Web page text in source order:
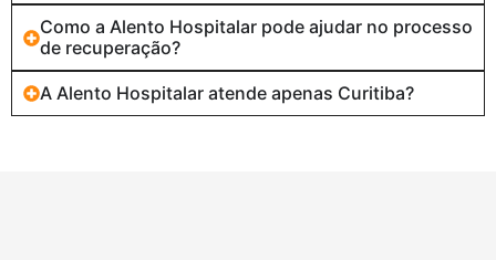
Como a Alento Hospitalar pode ajudar no processo
de recuperação?
A Alento Hospitalar atende apenas Curitiba?